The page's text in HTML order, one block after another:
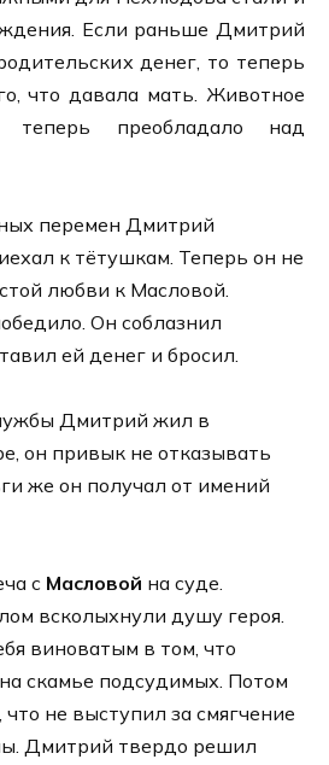
Если раньше Дмитрий
денег, то теперь
что давала мать. Животное
теперь преобладало над
перемен Дмитрий
к тётушкам. Теперь он не
любви к Масловой.
Он соблазнил
ей денег и бросил.
Дмитрий жил в
он привык не отказывать
же он получал от имений
с Масловой на суде.
всколыхнули душу героя.
виноватым в том, что
скамье подсудимых. Потом
что не выступил за смягчение
Дмитрий твердо решил